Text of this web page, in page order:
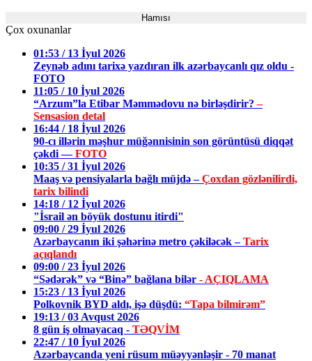
Hamısı
Çox oxunanlar
01:53 / 13 İyul 2026
Zeynəb adını tarixə yazdıran ilk azərbaycanlı qız oldu -
FOTO
11:05 / 10 İyul 2026
“Arzum”la Etibar Məmmədovu nə birləşdirir?–
Sensasion detal
16:44 / 18 İyul 2026
90-cı illərin məşhur müğənnisinin son görüntüsü diqqət
çəkdi —FOTO
10:35 / 31 İyul 2026
Maaş və pensiyalarla bağlı müjdə –Çoxdan gözlənilirdi,
tarix bilindi
14:18 / 12 İyul 2026
"İsrail ən böyük dostunu itirdi"
09:00 / 29 İyul 2026
Azərbaycanın iki şəhərinə metro çəkiləcək –Tarix
açıqlandı
09:00 / 23 İyul 2026
“Sədərək” və “Binə” bağlana bilər - AÇIQLAMA
15:23 / 13 İyul 2026
Polkovnik BYD aldı, işə düşdü: “Tapa bilmirəm”
19:13 / 03 Avqust 2026
8 gün iş olmayacaq - TƏQVİM
22:47 / 10 İyul 2026
Azərbaycanda yeni rüsum müəyyənləşir - 70 manat